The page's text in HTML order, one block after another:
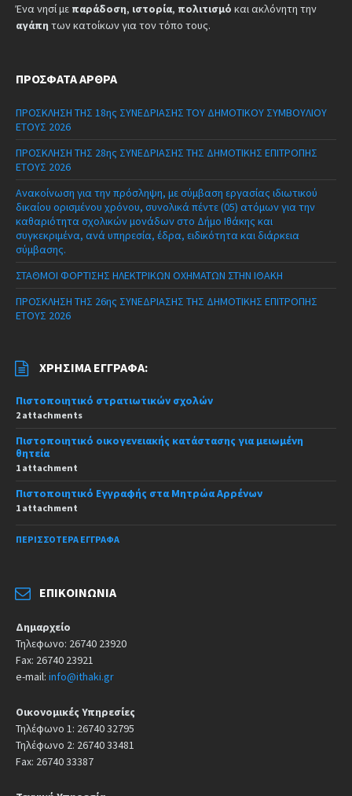
Ένα νησί με παράδοση, ιστορία, πολιτισμό και ακλόνητη την
αγάπη των κατοίκων για τον τόπο τους.
ΠΡΌΣΦΑΤΑ ΆΡΘΡΑ
ΠΡΟΣΚΛΗΣΗ ΤΗΣ 18ης ΣΥΝΕΔΡΙΑΣΗΣ ΤΟΥ ΔΗΜΟΤΙΚΟΥ ΣΥΜΒΟΥΛΙΟΥ
ΕΤΟΥΣ 2026
ΠΡΟΣΚΛΗΣΗ ΤΗΣ 28ης ΣΥΝΕΔΡΙΑΣΗΣ ΤΗΣ ΔΗΜΟΤΙΚΗΣ ΕΠΙΤΡΟΠΗΣ
ΕΤΟΥΣ 2026
Ανακοίνωση για την πρόσληψη, με σύμβαση εργασίας ιδιωτικού
δικαίου ορισμένου χρόνου, συνολικά πέντε (05) ατόμων για την
καθαριότητα σχολικών μονάδων στο Δήμο Ιθάκης και
συγκεκριμένα, ανά υπηρεσία, έδρα, ειδικότητα και διάρκεια
σύμβασης.
ΣΤΑΘΜΟΙ ΦΟΡΤΙΣΗΣ ΗΛΕΚΤΡΙΚΩΝ ΟΧΗΜΑΤΩΝ ΣΤΗΝ ΙΘΑΚΗ
ΠΡΟΣΚΛΗΣΗ ΤΗΣ 26ης ΣΥΝΕΔΡΙΑΣΗΣ ΤΗΣ ΔΗΜΟΤΙΚΗΣ ΕΠΙΤΡΟΠΗΣ
ΕΤΟΥΣ 2026
ΧΡΉΣΙΜΑ ΈΓΓΡΑΦΑ:
Πιστοποιητικό στρατιωτικών σχολών
2 attachments
Πιστοποιητικό οικογενειακής κατάστασης για μειωμένη
θητεία
1 attachment
Πιστοποιητικό Εγγραφής στα Μητρώα Αρρένων
1 attachment
ΠΕΡΙΣΣΌΤΕΡΑ ΈΓΓΡΑΦΑ
ΕΠΙΚΟΙΝΩΝΊΑ
Δημαρχείο
Τηλεφωνο: 26740 23920
Fax: 26740 23921
e-mail: info@ithaki.gr
Οικονομικές Υπηρεσίες
Τηλέφωνο 1: 26740 32795
Τηλέφωνο 2: 26740 33481
Fax: 26740 33387